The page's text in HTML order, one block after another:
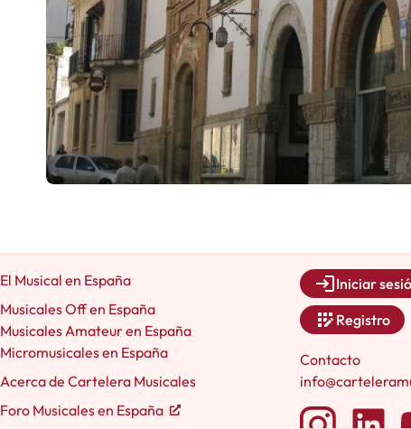
El Musical en España
Musicales Off en España
Musicales Amateur en España
Micromusicales en España
Acerca de Cartelera Musicales
Foro Musicales en España
Iniciar
Registro
Contacto